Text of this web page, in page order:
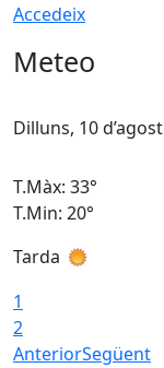
Accedeix
Meteo
Dilluns, 10 d’agost
T.Màx: 33°
T.Min: 20°
Tarda
1
2
AnteriorSegüent